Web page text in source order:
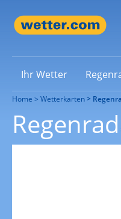
Ihr Wetter
Home Wetterkarten